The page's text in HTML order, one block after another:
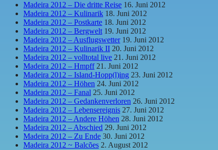
Madeira 2012 – Die dritte Reise 16. Juni 2012
Madeira 2012 – Kulinarik 18. Juni 2012
Madeira 2012 – Postkarte 18. Juni 2012
Madeira 2012 – Bergwelt 19. Juni 2012
Madeira 2012 – Ausflugswetter19. Juni 2012
Madeira 2012 – Kulinarik II 20. Juni 2012
Madeira 2012 – volltotal live 21. Juni 2012
Madeira 2012 – Hmpff21. Juni 2012
Madeira 2012 – Island-Hopp(l)ing 23. Juni 2012
Madeira 2012 – Höhen 24. Juni 2012
Madeira 2012 – Fanal 25. Juni 2012
Madeira 2012 – Gedankenverloren 26. Juni 2012
Madeira 2012 – Lebensereignis 27. Juni 2012
Madeira 2012 – Andere Höhen 28. Juni 2012
Madeira 2012 – Abschied 29. Juni 2012
Madeira 2012 – Zu Ende 30. Juni 2012
Madeira 2012 ~ Balcões 2. August 2012